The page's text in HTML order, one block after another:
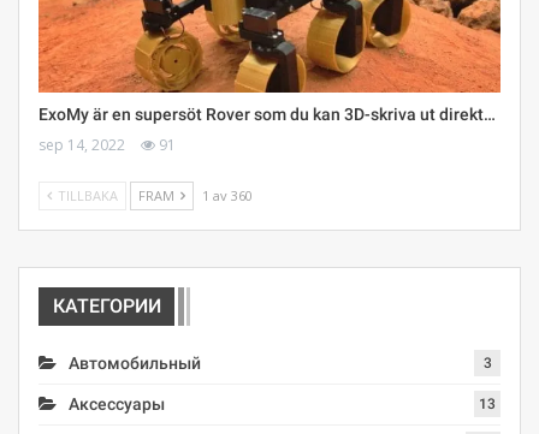
ExoMy är en supersöt Rover som du kan 3D-skriva ut direkt…
sep 14, 2022 91
TILLBAKA FRAM 1 av 360
КАТЕГОРИИ
Автомобильный 3
Аксессуары 13